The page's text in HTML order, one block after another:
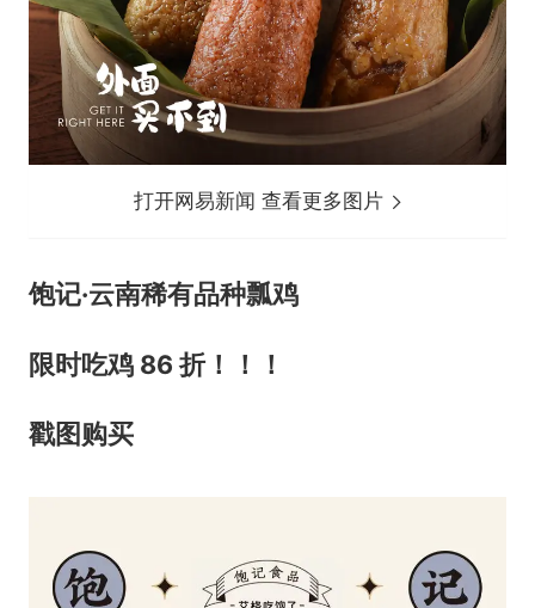
打开网易新闻 查看更多图片
饱记·云南稀有品种瓢鸡
限时吃鸡 86 折！！！
戳图购买